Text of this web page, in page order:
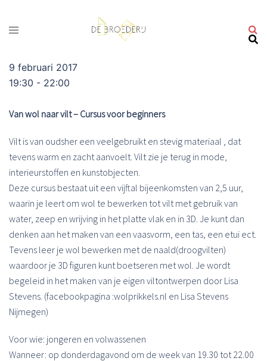
9 februari 2017
19:30 - 22:00
Van wol naar vilt – Cursus voor beginners
Vilt is van oudsher een veelgebruikt en stevig materiaal , dat
tevens warm en zacht aanvoelt. Vilt zie je terug in mode,
interieurstoffen en kunstobjecten.
Deze cursus bestaat uit een vijftal bijeenkomsten van 2,5 uur,
waarin je leert om wol te bewerken tot vilt met gebruik van
water, zeep en wrijving in het platte vlak en in 3D. Je kunt dan
denken aan het maken van een vaasvorm, een tas, een etui ect.
Tevens leer je wol bewerken met de naald(droogvilten)
waardoor je 3D figuren kunt boetseren met wol. Je wordt
begeleid in het maken van je eigen viltontwerpen door Lisa
Stevens. (facebookpagina :wolprikkels.nl en Lisa Stevens
Nijmegen)
Voor wie: jongeren en volwassenen
Wanneer: op donderdagavond om de week van 19.30 tot 22.00